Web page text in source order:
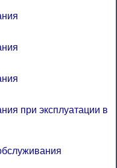
при эксплуатации в